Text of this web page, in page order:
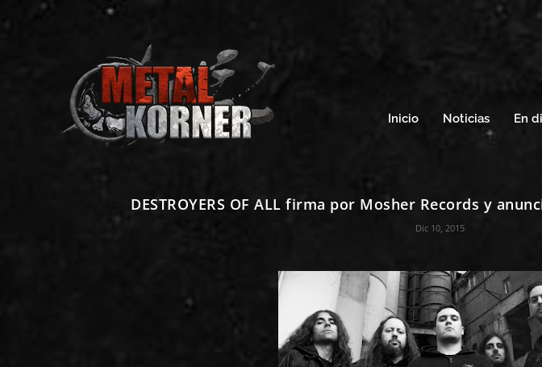
Inicio Noticias En
DESTROYERS OF ALL firma por Mosher Records y
Dic 10, 2015